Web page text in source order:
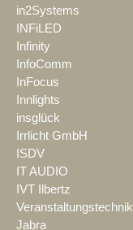
in2Systems
INFiLED
Infinity
InfoComm
InFocus
Innlights
insglück
Irrlicht GmbH
ISDV
IT AUDIO
IVT Ilbertz
Veranstaltungstechnik
Jabra